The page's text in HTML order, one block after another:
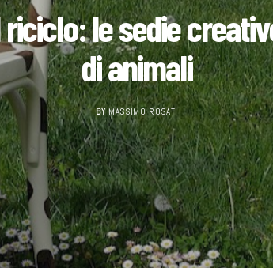
riciclo: le sedie
di animali
BY MASSIMO ROSATI